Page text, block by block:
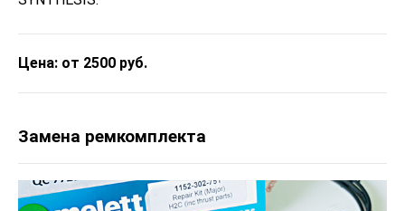
Цена: от 2500 руб.
Замена ремкомплекта